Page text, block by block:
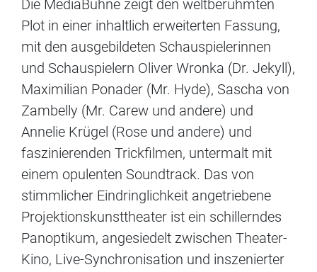
Die MediaBühne zeigt den weltberühmten
Plot in einer inhaltlich erweiterten Fassung,
mit den ausgebildeten Schauspielerinnen
und Schauspielern Oliver Wronka (Dr. Jekyll),
Maximilian Ponader (Mr. Hyde), Sascha von
Zambelly (Mr. Carew und andere) und
Annelie Krügel (Rose und andere) und
faszinierenden Trickfilmen, untermalt mit
einem opulenten Soundtrack. Das von
stimmlicher Eindringlichkeit angetriebene
Projektionskunsttheater ist ein schillerndes
Panoptikum, angesiedelt zwischen Theater-
Kino, Live-Synchronisation und inszenierter